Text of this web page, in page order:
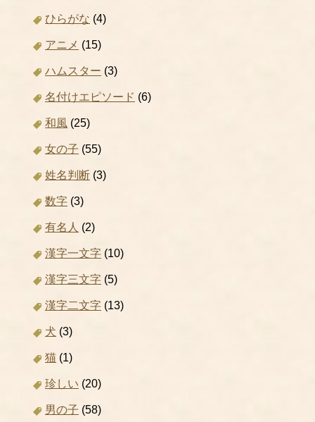
ひらがな (4)
アニメ (15)
ハムスター (3)
名付けエピソード (6)
和風 (25)
女の子 (55)
姓名判断 (3)
数字 (3)
有名人 (2)
漢字一文字 (10)
漢字三文字 (5)
漢字二文字 (13)
犬 (3)
猫 (1)
珍しい (20)
男の子 (58)